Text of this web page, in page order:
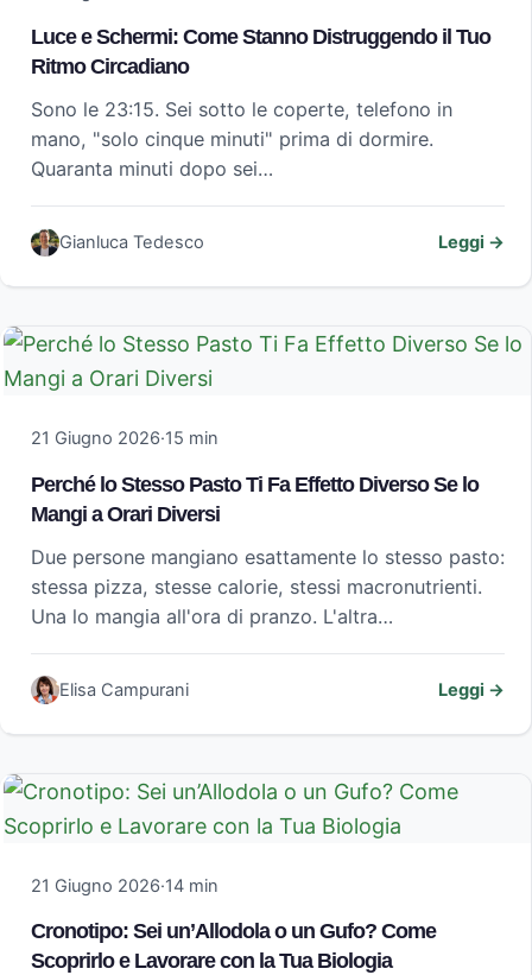
Luce e Schermi: Come Stanno Distruggendo il Tuo
Ritmo Circadiano
Sono le 23:15. Sei sotto le coperte, telefono in
mano, "solo cinque minuti" prima di dormire.
Quaranta minuti dopo sei…
Gianluca Tedesco Leggi →
21 Giugno 2026·15 min
Perché lo Stesso Pasto Ti Fa Effetto Diverso Se lo
Mangi a Orari Diversi
Due persone mangiano esattamente lo stesso pasto:
stessa pizza, stesse calorie, stessi macronutrienti.
Una lo mangia all'ora di pranzo. L'altra…
Elisa Campurani Leggi →
21 Giugno 2026·14 min
Cronotipo: Sei un’Allodola o un Gufo? Come
Scoprirlo e Lavorare con la Tua Biologia